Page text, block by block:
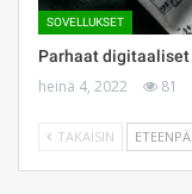
SOVELLUKSET
Parhaat
heinä 4, 2022 81
TAKAISIN